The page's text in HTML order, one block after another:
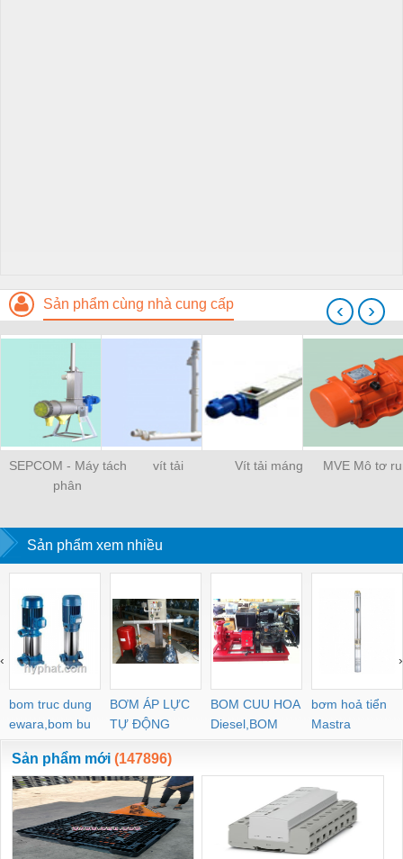
Sản phẩm cùng nhà cung cấp
SEPCOM - Máy tách
phân
vít tải Vít tải máng MVE Mô tơ
‹ ›
Sản phẩm xem nhiều
bom truc dung
ewara,bom bu
ewara
BƠM ÁP LỰC
TỰ ĐỘNG
BOM CUU HOA
Diesel,BOM
CHUA CHAY
bơm hoả tiển
Mastra
‹ ›
Sản phẩm mới (147896)